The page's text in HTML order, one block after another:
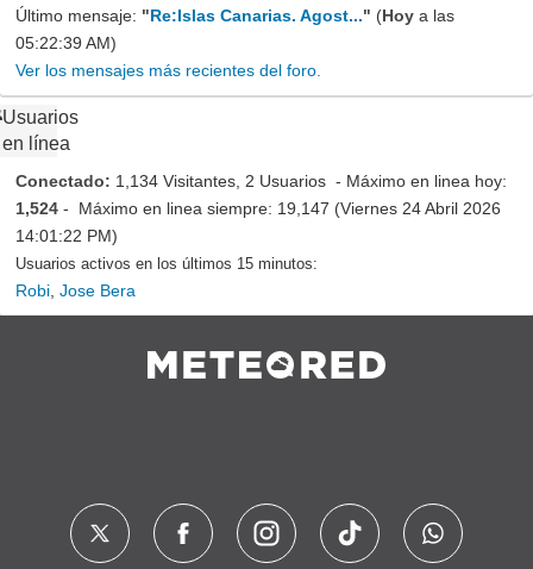
Último mensaje: "Re:Islas Canarias. Agost..." (Hoy a las
05:22:39 AM)
Ver los mensajes más recientes del foro.
Usuarios
en línea
Conectado: 1,134 Visitantes, 2 Usuarios - Máximo en linea hoy:
1,524 - Máximo en linea siempre: 19,147 (Viernes 24 Abril 2026
14:01:22 PM)
Usuarios activos en los últimos 15 minutos:
Robi Jose Bera